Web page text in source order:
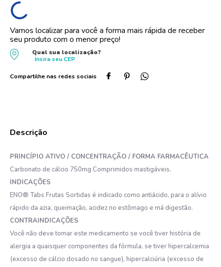
Vamos localizar para você a forma mais rápida de receber
seu produto com o menor preço!
Qual sua localização?
Insira seu CEP
PRINCÍPIO ATIVO / CONCENTRAÇÃO / FORMA FARMACÊUTICA
Carbonato de cálcio 750mg Comprimidos mastigáveis.
INDICAÇÕES
ENO® Tabs Frutas Sortidas é indicado como antiácido, para o alívio
rápido da azia, queimação, acidez no estômago e má digestão.
CONTRAINDICAÇÕES
Você não deve tomar este medicamento se você tiver história de
alergia a quaisquer componentes da fórmula, se tiver hipercalcemia
(excesso de cálcio dosado no sangue), hipercalciúria (excesso de
9º
10ºabsorvente